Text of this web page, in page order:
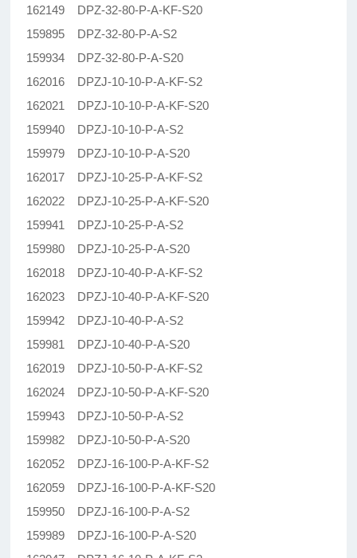
162149 DPZ-32-80-P-A-KF-S20
159895 DPZ-32-80-P-A-S2
159934 DPZ-32-80-P-A-S20
162016 DPZJ-10-10-P-A-KF-S2
162021 DPZJ-10-10-P-A-KF-S20
159940 DPZJ-10-10-P-A-S2
159979 DPZJ-10-10-P-A-S20
162017 DPZJ-10-25-P-A-KF-S2
162022 DPZJ-10-25-P-A-KF-S20
159941 DPZJ-10-25-P-A-S2
159980 DPZJ-10-25-P-A-S20
162018 DPZJ-10-40-P-A-KF-S2
162023 DPZJ-10-40-P-A-KF-S20
159942 DPZJ-10-40-P-A-S2
159981 DPZJ-10-40-P-A-S20
162019 DPZJ-10-50-P-A-KF-S2
162024 DPZJ-10-50-P-A-KF-S20
159943 DPZJ-10-50-P-A-S2
159982 DPZJ-10-50-P-A-S20
162052 DPZJ-16-100-P-A-KF-S2
162059 DPZJ-16-100-P-A-KF-S20
159950 DPZJ-16-100-P-A-S2
159989 DPZJ-16-100-P-A-S20